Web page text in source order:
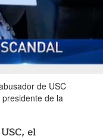
de USC
de la
el